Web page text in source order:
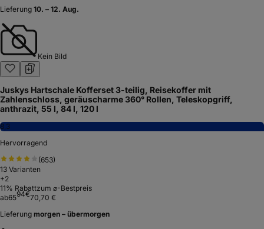
Lieferung 10. – 12. Aug.
Kein Bild
Juskys Hartschale Kofferset 3-teilig, Reisekoffer mit
Zahlenschloss, geräuscharme 360° Rollen, Teleskopgriff,
anthrazit, 55 l, 84 l, 120 l
8,3
Hervorragend
(653)
13 Varianten
+2
11% Rabattzum ⌀-Bestpreis
ab6594€70,70 €
Lieferung morgen – übermorgen